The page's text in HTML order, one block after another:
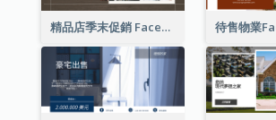
精品店季末促銷 Facebook 廣告